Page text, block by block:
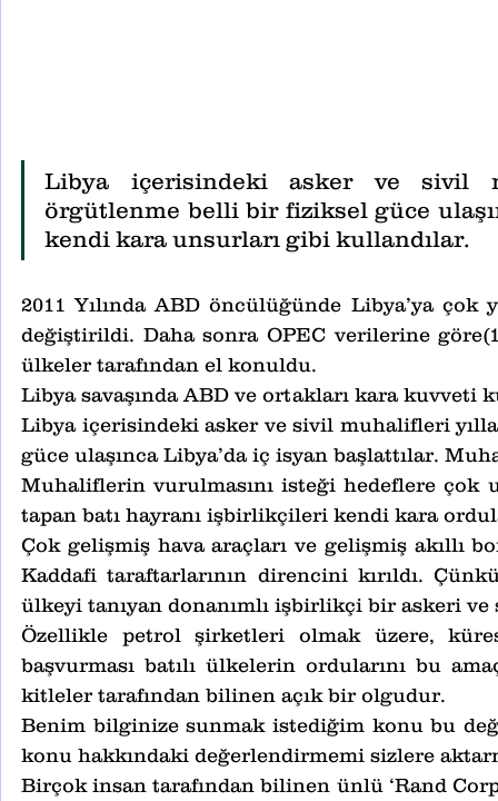
Libya içerisindeki asker ve sivil
örgütlenme belli bir fiziksel güce
kendi kara unsurları gibi kullandılar.
2011 Yılında ABD öncülüğünde Libya’ya çok
değiştirildi. Daha sonra OPEC verilerine
ülkeler tarafından el konuldu.
Libya savaşında ABD ve ortakları kara kuvveti
Libya içerisindeki asker ve sivil muhalifleri
güce ulaşınca Libya’da iç isyan başlattılar.
Muhaliflerin vurulmasını isteği hedeflere çok
tapan batı hayranı işbirlikçileri kendi kara
Çok gelişmiş hava araçları ve gelişmiş akıllı
Kaddafi taraftarlarının direncini kırıldı.
ülkeyi tanıyan donanımlı işbirlikçi bir askeri ve
Özellikle petrol şirketleri olmak üzere,
başvurması batılı ülkelerin ordularını bu
kitleler tarafından bilinen açık bir olgudur.
Benim bilginize sunmak istediğim konu bu
konu hakkındaki değerlendirmemi sizlere
Birçok insan tarafından bilinen ünlü ‘Rand